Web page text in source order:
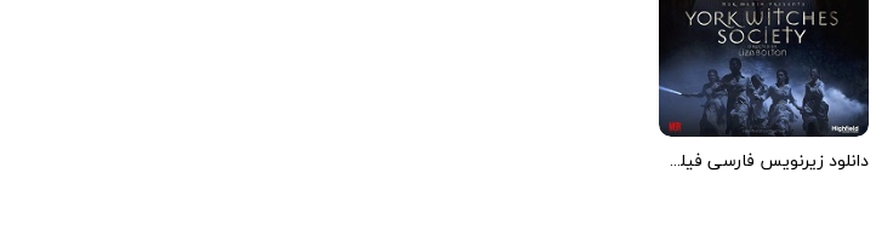
دانلود زیرنویس فارسی فیلم York Witches Society 2022